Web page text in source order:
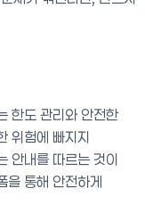
한도 관리와 안전한
위험에 빠지지
안내를 따르는 것이
을 통해 안전하게